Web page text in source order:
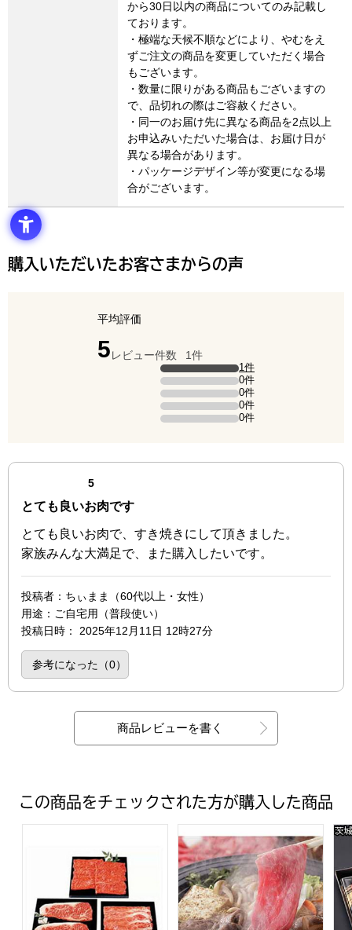
から30日以内の商品についてのみ記載し
ております。
・極端な天候不順などにより、やむをえ
ずご注文の商品を変更していただく場合
もございます。
・数量に限りがある商品もございますの
で、品切れの際はご容赦ください。
・同一のお届け先に異なる商品を2点以上
お申込みいただいた場合は、お届け日が
異なる場合があります。
・パッケージデザイン等が変更になる場
合がございます。
購入いただいたお客さまからの声
平均評価
5点（5点満点中）
レビュー件数 1件
5点の評価は1件です（全体の100%）。
1件
4点の評価は0件です。 0件
3点の評価は0件です。 0件
2点の評価は0件です。 0件
1点の評価は0件です。 0件
最新の商品レビュー
5点（5点満点中）
とても良いお肉です
とても良いお肉で、すき焼きにして頂きました。
家族みんな大満足で、また購入したいです。
投稿者 ：ちぃまま（60代以上・女性）
用途 ：ご自宅用（普段使い）
投稿日時 ： 2025年12月11日 12時27分
参考になった（0）
商品レビューを書く
この商品をチェックされた方が購入した商品
米沢牛 牛三昧セット【肩ロース（すき焼用）、モモ（
ブランド牛すき焼き用5種食茨